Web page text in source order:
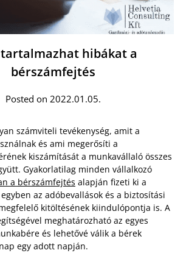
hibákat a
bérszámfejtés
Posted on 2022.01.05.
számviteli tevékenység, amit a
és ami megerősíti a
kiszámítását a munkavállaló összes
Gyakorlatilag minden vállalkozó
a bérszámfejtés alapján fizeti ki a
az adóbevallások és a biztosítási
kitöltésének kiindulópontja is. A
meghatározható az egyes
és lehetővé válik a bérek
egy adott napján.